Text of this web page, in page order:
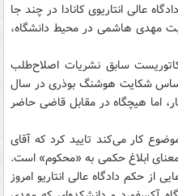
عالی انتاریوی کانادا در چند جا
مهدی هاشمی در محیط دانشگاه،
سابق نشریات اصلاح‌طلب
شکایت هوشنگ بوذری در سال
اما هیچگاه در مقابل قاضی حاضر
کار می‌کند تایید کرد که آقای
ابلاغ حکمی به «محکوم» است.
از حکم دادگاه عالی انتاریو امروز